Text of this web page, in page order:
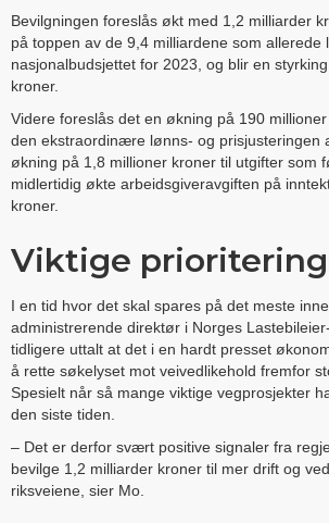
Bevilgningen foreslås økt med 1,2 milliarder
på toppen av de 9,4 milliardene som allerede
nasjonalbudsjettet for 2023, og blir en
kroner.
Videre foreslås det en økning på 190
den ekstraordinære lønns- og prisjusteringen
økning på 1,8 millioner kroner til utgifter som
midlertidig økte arbeidsgiveravgiften på
kroner.
Viktige
I en tid hvor det skal spares på det meste
administrerende direktør i Norges
tidligere uttalt at det i en hardt presset
å rette søkelyset mot veivedlikehold fremfor
Spesielt når så mange viktige vegprosjekter
den siste tiden.
– Det er derfor svært positive signaler fra
bevilge 1,2 milliarder kroner til mer drift og
riksveiene, sier Mo.